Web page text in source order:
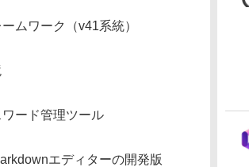
ムワーク（v41系統）
ード管理ツール
エディターの開発版